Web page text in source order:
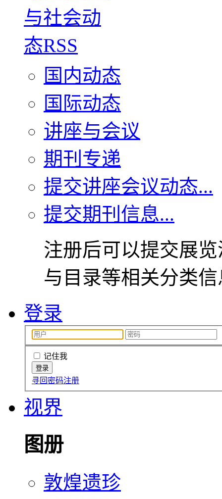
国内动态
国际动态
讲座与会议
期刊专递
提交讲座会议动态...
提交期刊信息...
注册后可以提交展
与目录等相关分类
登录
记住我
寻回密码注册
视界
图册
敦煌遗珍